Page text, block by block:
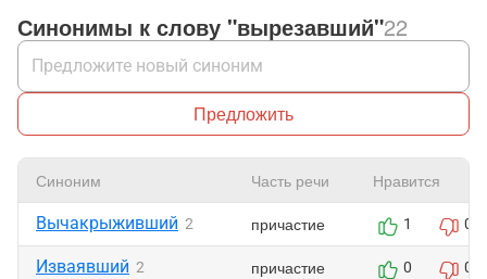
Синонимы к слову "вырезавший"22
Предложить
Синоним Часть речи Нравится
Вычакрыживший 2 причастие 1 0
Изваявший 2 причастие 0 0